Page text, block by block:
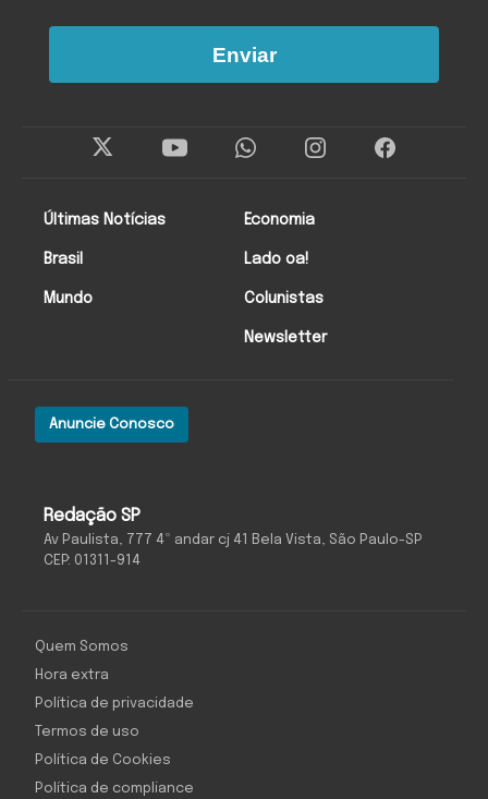
Redação SP
Av Paulista, 777 4º andar cj 41 Bela Vista, São Paulo-SP
CEP: 01311-914
Anuncie Conosco
Últimas Notícias
Brasil
Mundo
Economia
Lado oa!
Colunistas
Newsletter
Enviar
Quem Somos
Hora extra
Política de privacidade
Termos de uso
Política de Cookies
Política de compliance